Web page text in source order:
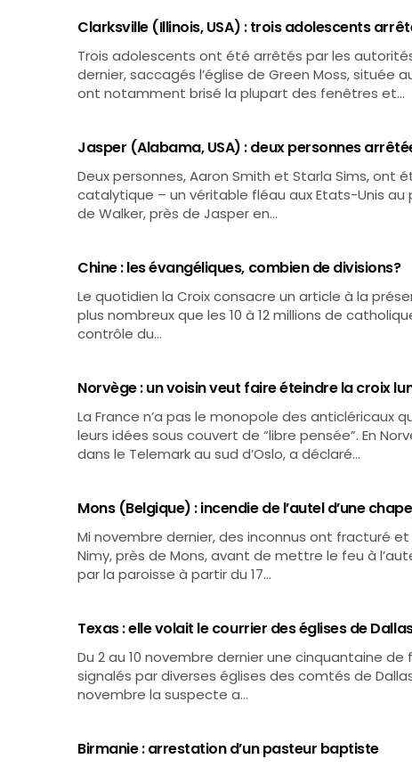
Clarksville (Illinois, USA) : trois adolescents
Trois adolescents ont été arrêtés par les
dernier, saccagés l’église de Green Moss, située
ont notamment brisé la plupart des fenêtres et…
Jasper (Alabama, USA) : deux personnes
Deux personnes, Aaron Smith et Starla Sims, ont
catalytique – un véritable fléau aux Etats-Unis
de Walker, près de Jasper en…
Chine : les évangéliques, combien de divisions?
Le quotidien la Croix consacre un article à la
plus nombreux que les 10 à 12 millions de
contrôle du…
Norvège : un voisin veut faire éteindre la croix
La France n’a pas le monopole des anticléricaux
leurs idées sous couvert de “libre pensée”. En
dans le Telemark au sud d’Oslo, a déclaré…
Mons (Belgique) : incendie de l’autel d’une
Mi novembre dernier, des inconnus ont fracturé
Nimy, près de Mons, avant de mettre le feu à
par la paroisse à partir du 17…
Texas : elle volait le courrier des églises de
Du 2 au 10 novembre dernier une cinquantaine
signalés par diverses églises des comtés de
novembre la suspecte a…
Birmanie : arrestation d’un pasteur baptiste